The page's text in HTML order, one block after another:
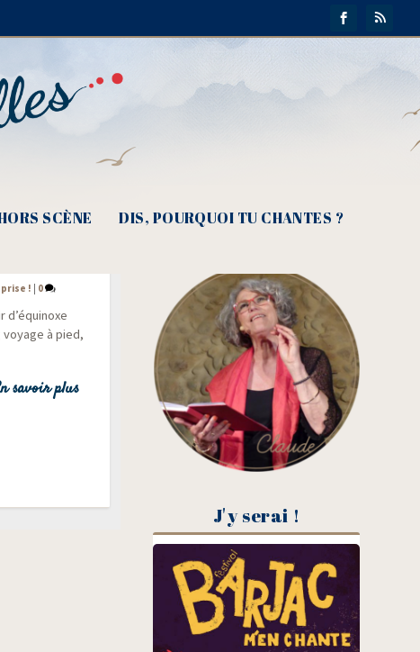
SCÈNE DIS, POURQUOI TU CHANTES ?
! 0
d’équinoxe
voyage à pied,
savoir plus
J'y serai !